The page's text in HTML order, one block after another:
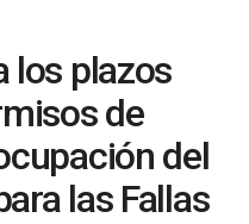
los plazos
de
del
las Fallas